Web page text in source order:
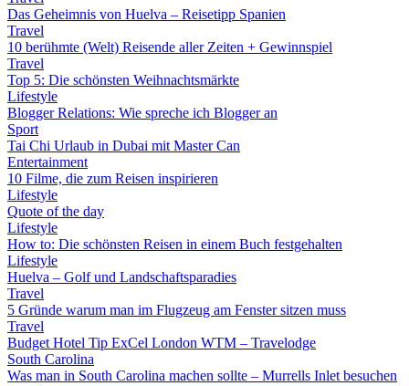
Das Geheimnis von Huelva – Reisetipp Spanien
Travel
10 berühmte (Welt) Reisende aller Zeiten + Gewinnspiel
Travel
Top 5: Die schönsten Weihnachtsmärkte
Lifestyle
Blogger Relations: Wie spreche ich Blogger an
Sport
Tai Chi Urlaub in Dubai mit Master Can
Entertainment
10 Filme, die zum Reisen inspirieren
Lifestyle
Quote of the day
Lifestyle
How to: Die schönsten Reisen in einem Buch festgehalten
Lifestyle
Huelva – Golf und Landschaftsparadies
Travel
5 Gründe warum man im Flugzeug am Fenster sitzen muss
Travel
Budget Hotel Tip ExCel London WTM – Travelodge
South Carolina
Was man in South Carolina machen sollte – Murrells Inlet besuchen